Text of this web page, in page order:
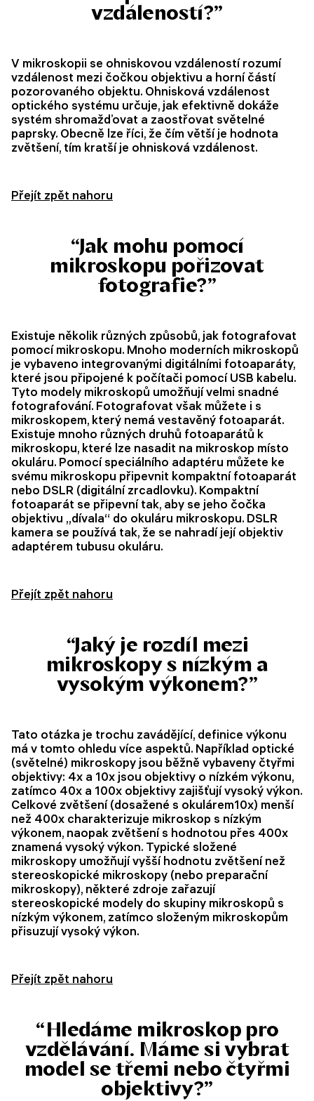
vzdáleností?”
V mikroskopii se ohniskovou vzdáleností rozumí
vzdálenost mezi čočkou objektivu a horní částí
pozorovaného objektu. Ohnisková vzdálenost
optického systému určuje, jak efektivně dokáže
systém shromažďovat a zaostřovat světelné
paprsky. Obecně lze říci, že čím větší je hodnota
zvětšení, tím kratší je ohnisková vzdálenost.
Přejít zpět nahoru
“Jak mohu pomocí
mikroskopu pořizovat
fotografie?”
Existuje několik různých způsobů, jak fotografovat
pomocí mikroskopu. Mnoho moderních mikroskopů
je vybaveno integrovanými digitálními fotoaparáty,
které jsou připojené k počítači pomocí USB kabelu.
Tyto modely mikroskopů umožňují velmi snadné
fotografování. Fotografovat však můžete i s
mikroskopem, který nemá vestavěný fotoaparát.
Existuje mnoho různých druhů fotoaparátů k
mikroskopu, které lze nasadit na mikroskop místo
okuláru. Pomocí speciálního adaptéru můžete ke
svému mikroskopu připevnit kompaktní fotoaparát
nebo DSLR (digitální zrcadlovku). Kompaktní
fotoaparát se připevní tak, aby se jeho čočka
objektivu „dívala“ do okuláru mikroskopu. DSLR
kamera se používá tak, že se nahradí její objektiv
adaptérem tubusu okuláru.
Přejít zpět nahoru
“Jaký je rozdíl mezi
mikroskopy s nízkým a
vysokým výkonem?”
Tato otázka je trochu zavádějící, definice výkonu
má v tomto ohledu více aspektů. Například optické
(světelné) mikroskopy jsou běžně vybaveny čtyřmi
objektivy: 4x a 10x jsou objektivy o nízkém výkonu,
zatímco 40x a 100x objektivy zajišťují vysoký výkon.
Celkové zvětšení (dosažené s okulárem10x) menší
než 400x charakterizuje mikroskop s nízkým
výkonem, naopak zvětšení s hodnotou přes 400x
znamená vysoký výkon. Typické složené
mikroskopy umožňují vyšší hodnotu zvětšení než
stereoskopické mikroskopy (nebo preparační
mikroskopy), některé zdroje zařazují
stereoskopické modely do skupiny mikroskopů s
nízkým výkonem, zatímco složeným mikroskopům
přisuzují vysoký výkon.
Přejít zpět nahoru
“Hledáme mikroskop pro
vzdělávání. Máme si vybrat
model se třemi nebo čtyřmi
objektivy?”